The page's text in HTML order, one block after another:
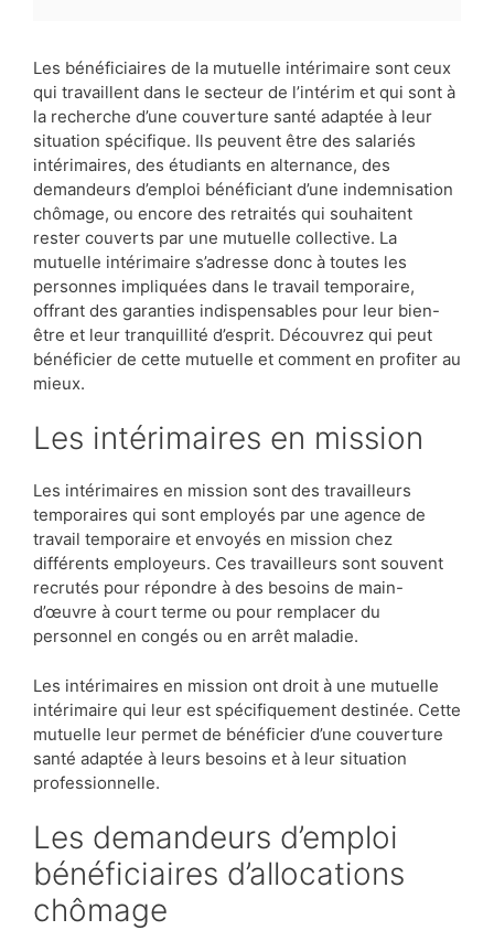
Les bénéficiaires de la mutuelle intérimaire sont ceux
qui travaillent dans le secteur de l’intérim et qui sont à
la recherche d’une couverture santé adaptée à leur
situation spécifique. Ils peuvent être des salariés
intérimaires, des étudiants en alternance, des
demandeurs d’emploi bénéficiant d’une indemnisation
chômage, ou encore des retraités qui souhaitent
rester couverts par une mutuelle collective. La
mutuelle intérimaire s’adresse donc à toutes les
personnes impliquées dans le travail temporaire,
offrant des garanties indispensables pour leur bien-
être et leur tranquillité d’esprit. Découvrez qui peut
bénéficier de cette mutuelle et comment en profiter au
mieux.
Les intérimaires en mission
Les intérimaires en mission sont des travailleurs
temporaires qui sont employés par une agence de
travail temporaire et envoyés en mission chez
différents employeurs. Ces travailleurs sont souvent
recrutés pour répondre à des besoins de main-
d’œuvre à court terme ou pour remplacer du
personnel en congés ou en arrêt maladie.
Les intérimaires en mission ont droit à une mutuelle
intérimaire qui leur est spécifiquement destinée. Cette
mutuelle leur permet de bénéficier d’une couverture
santé adaptée à leurs besoins et à leur situation
professionnelle.
Les demandeurs d’emploi
bénéficiaires d’allocations
chômage